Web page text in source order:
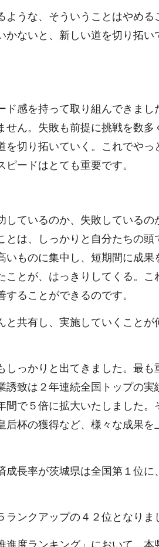
うな、そういうことはやめる
ないと、新しい道を切り拓い
感を持って取り組んできまし
ん。失敗も前提に挑戦を数多
切り拓いていく。これでやっ
ードはとても重要です。
ているのか、失敗しているの
は、しっかりと自分たちの頭
ものに集中し、短期間に成果
とが、はっきりしてくる。こ
ることができるのです。
共有し、実施していくことが
しっかりと出てきました。最も
致は２年連続全国トップの実
で５倍に拡大いたしました。
杯の獲得など、様々な成果を
長率が茨城県は全国第１位に
ンクアップの４２位となりま
進度ランキング」において、本